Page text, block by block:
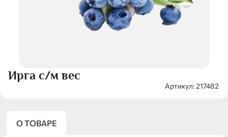
Ирга с/м вес
Артикул: 217482
О ТОВАРЕ